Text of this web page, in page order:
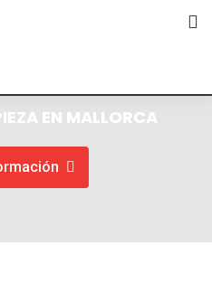
EN MALLORCA